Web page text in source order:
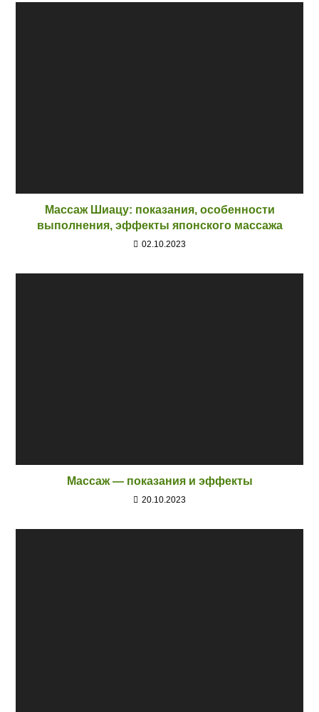
Массаж Шиацу: показания, особенности
выполнения, эффекты японского массажа
02.10.2023
Массаж — показания и эффекты
20.10.2023